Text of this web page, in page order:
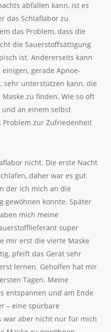
abfallen kann, ist es
das Schlaflabor zu
das Problem, dass die
die Sauerstoffsättigung
ist. Andererseits kann
gerade Apnoe-
sehr unterstützen kann, die
zu finden. Wie so oft
und an einem selbst
Problem zur Zufriedenheit
nicht. Die erste Nacht
daher war es gut
der ich mich an die
gewöhnen konnte. Später
mich meine
super
mir erst die vierte Maske
pfeift das Gerät sehr
lernen. Geholfen hat mir
Tagen. Meine
entspannen und am Ende
– eine spürbare
war aber nicht nur für mich